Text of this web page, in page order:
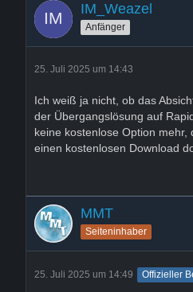
IM_Weazel
Anfänger
25. Juli 2025 um 14:43
Ich weiß ja nicht, ob das
der Übergangslösung auf
keine kostenlose Option
einen kostenlosen Download
MMT
Seiteninhaber
25. Juli 2025 um 14:49 Offizieller